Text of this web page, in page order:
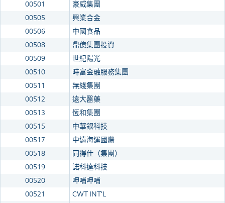
00501
豪威集團
00505
興業合金
00506
中國食品
00508
鼎億集團投資
00509
世紀陽光
00510
時富金融服務集團
00511
無綫集團
00512
遠大醫藥
00513
恆和集團
00515
中華銀科技
00517
中遠海運國際
00518
同得仕（集團）
00519
諾科達科技
00520
呷哺呷哺
00521
CWT INT'L